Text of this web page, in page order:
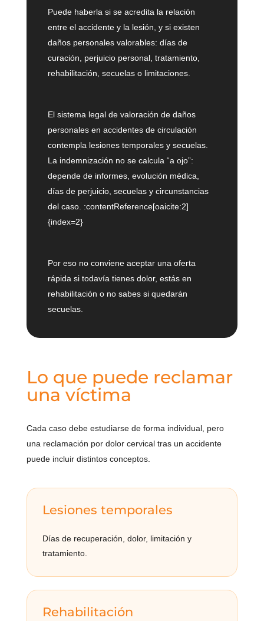
Puede haberla si se acredita la relación
entre el accidente y la lesión, y si existen
daños personales valorables: días de
curación, perjuicio personal, tratamiento,
rehabilitación, secuelas o limitaciones.
El sistema legal de valoración de daños
personales en accidentes de circulación
contempla lesiones temporales y secuelas.
La indemnización no se calcula “a ojo”:
depende de informes, evolución médica,
días de perjuicio, secuelas y circunstancias
del caso. :contentReference[oaicite:2]
{index=2}
Por eso no conviene aceptar una oferta
rápida si todavía tienes dolor, estás en
rehabilitación o no sabes si quedarán
secuelas.
Lo que puede reclamar
una víctima
Cada caso debe estudiarse de forma individual, pero
una reclamación por dolor cervical tras un accidente
puede incluir distintos conceptos.
Lesiones temporales
Días de recuperación, dolor, limitación y
tratamiento.
Rehabilitación